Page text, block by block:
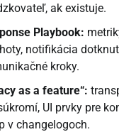
ak existuje.
Playbook:
notifikácia
kroky.
as a feature“:
UI prvky pre
v changelogoch.